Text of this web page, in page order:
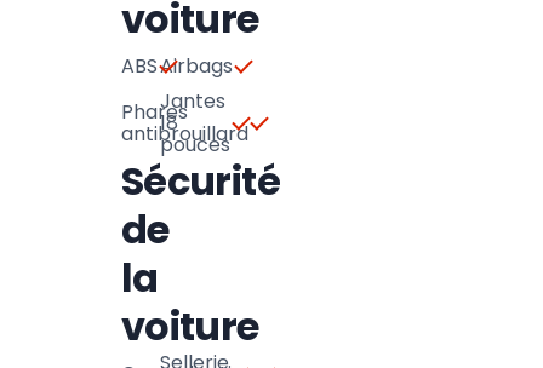
voiture
ABSAirbags
Phares
antibrouillard
Jantes
18
pouces
Sécurité
de
la
voiture